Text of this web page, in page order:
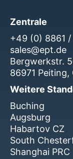
Zentrale
+49 (0) 8861 /
sales@ept.de
Bergwerkstr.
86971 Peiting,
Weitere
Buching
Augsburg
Habartov CZ
South
Shanghai PRC